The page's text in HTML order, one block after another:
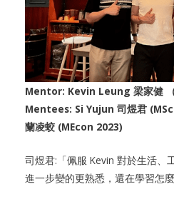
Mentor: Kevin Leung 梁家健 （
Mentees: Si Yujun 司煜君
蘭凌蛟 (MEcon 2023)
司煜君:「佩服 Kevin 對於生活、
進一步變的更熟悉，還在學習怎